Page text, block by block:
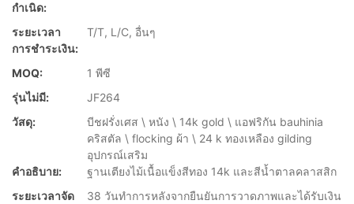
กำเนิด:
ระยะเวลา
การชำระเงิน:
T/T, L/C, อื่นๆ
MOQ:
1 พีซี
รุ่นไม่มี:
JF264
วัสดุ:
บีชฝรั่งเศส \ หนัง \ 14k gold \ แอฟริกัน bauhinia
คริสตัล \ flocking ผ้า \ 24 k ทองเหลือง gilding
อุปกรณ์เสริม
คำอธิบาย:
ฐานเตียงไม้เนื้อแข็งสีทอง 14k และสีน้ำตาลคลาสสิก
ระยะเวลาจัด
38 วันทำการหลังจากยืนยันการวาดภาพและได้รับเงิน